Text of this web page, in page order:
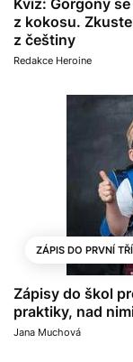
Kvíz: Gorgony
z kokosu.
z češtiny
Redakce Heroine
ZÁPIS DO PRVNÍ
Zápisy do škol
praktiky, nad
Jana Muchová